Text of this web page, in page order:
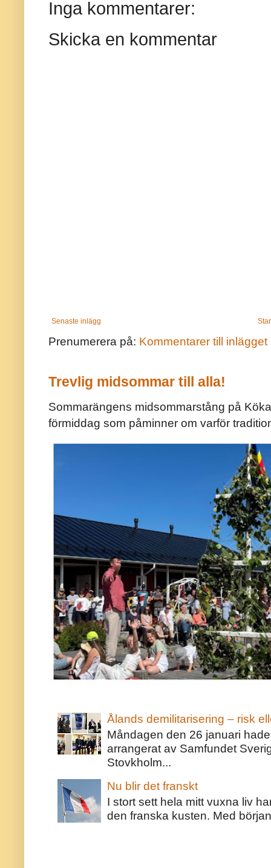
Inga kommentarer:
Skicka en kommentar
Senaste inlägg
Prenumerera på: Kommentarer till inlägget
Trevlig midsommar till alla!
Sommarängens midsommarstång på
förmiddag som påminner om varför
Ålands demilitarisering – risk
Måndagen den 26 januari
arrangerat av Samfundet
Stovkholm...
Nu blir det franskt
I stort sett hela mitt vuxna liv
den franska kusten. Med